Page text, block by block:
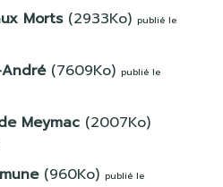
Morts(2933Ko) publié le
(7609Ko) publié le
Meymac(2007Ko)
(960Ko) publié le